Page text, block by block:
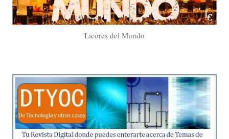
Licores del Mundo